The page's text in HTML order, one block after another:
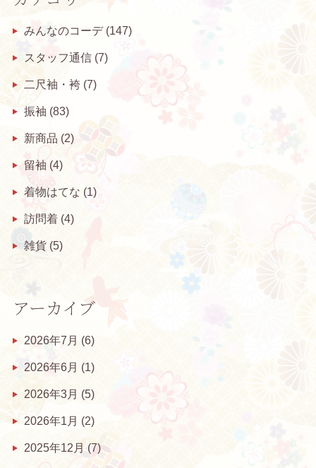
みんなのコーデ(147)
スタッフ通信(7)
二尺袖・袴 (7)
振袖 (83)
新商品 (2)
留袖 (4)
着物はてな (1)
訪問着(4)
雑貨(5)
アーカイブ
2026年7月 (6)
2026年6月 (1)
2026年3月 (5)
2026年1月 (2)
2025年12月 (7)